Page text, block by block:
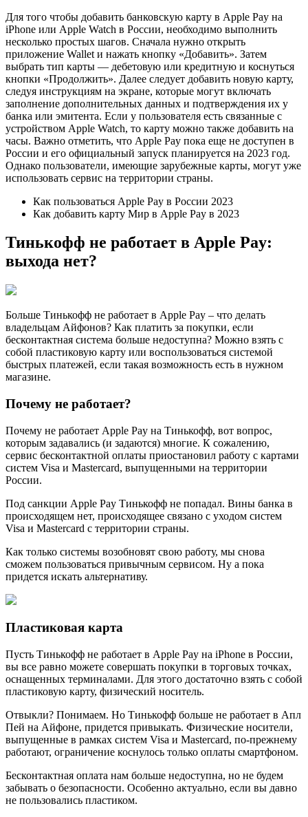
Для того чтобы добавить банковскую карту в Apple Pay на
iPhone или Apple Watch в России, необходимо выполнить
несколько простых шагов. Сначала нужно открыть
приложение Wallet и нажать кнопку «Добавить». Затем
выбрать тип карты — дебетовую или кредитную и коснуться
кнопки «Продолжить». Далее следует добавить новую карту,
следуя инструкциям на экране, которые могут включать
заполнение дополнительных данных и подтверждения их у
банка или эмитента. Если у пользователя есть связанные с
устройством Apple Watch, то карту можно также добавить на
часы. Важно отметить, что Apple Pay пока еще не доступен в
России и его официальный запуск планируется на 2023 год.
Однако пользователи, имеющие зарубежные карты, могут уже
использовать сервис на территории страны.
Как пользоваться Apple Pay в России 2023
Как добавить карту Мир в Apple Pay в 2023
Тинькофф не работает в Apple Pay:
выхода нет?
Больше Тинькофф не работает в Apple Pay – что делать
владельцам Айфонов? Как платить за покупки, если
бесконтактная система больше недоступна? Можно взять с
собой пластиковую карту или воспользоваться системой
быстрых платежей, если такая возможность есть в нужном
магазине.
Почему не работает?
Почему не работает Apple Pay на Тинькофф, вот вопрос,
которым задавались (и задаются) многие. К сожалению,
сервис бесконтактной оплаты приостановил работу с картами
систем Visa и Mastercard, выпущенными на территории
России.
Под санкции Apple Pay Тинькофф не попадал. Вины банка в
происходящем нет, происходящее связано с уходом систем
Visa и Mastercard с территории страны.
Как только системы возобновят свою работу, мы снова
сможем пользоваться привычным сервисом. Ну а пока
придется искать альтернативу.
Пластиковая карта
Пусть Тинькофф не работает в Apple Pay на iPhone в России,
вы все равно можете совершать покупки в торговых точках,
оснащенных терминалами. Для этого достаточно взять с собой
пластиковую карту, физический носитель.
Отвыкли? Понимаем. Но Тинькофф больше не работает в Апл
Пей на Айфоне, придется привыкать. Физические носители,
выпущенные в рамках систем Visa и Mastercard, по-прежнему
работают, ограничение коснулось только оплаты смартфоном.
Бесконтактная оплата нам больше недоступна, но не будем
забывать о безопасности. Особенно актуально, если вы давно
не пользовались пластиком.